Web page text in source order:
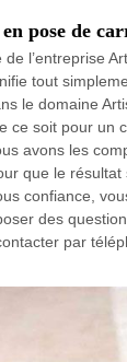
pose de
l’entreprise
tout
le domaine
ce soit pour un
avons les
que le
confiance,
des
par